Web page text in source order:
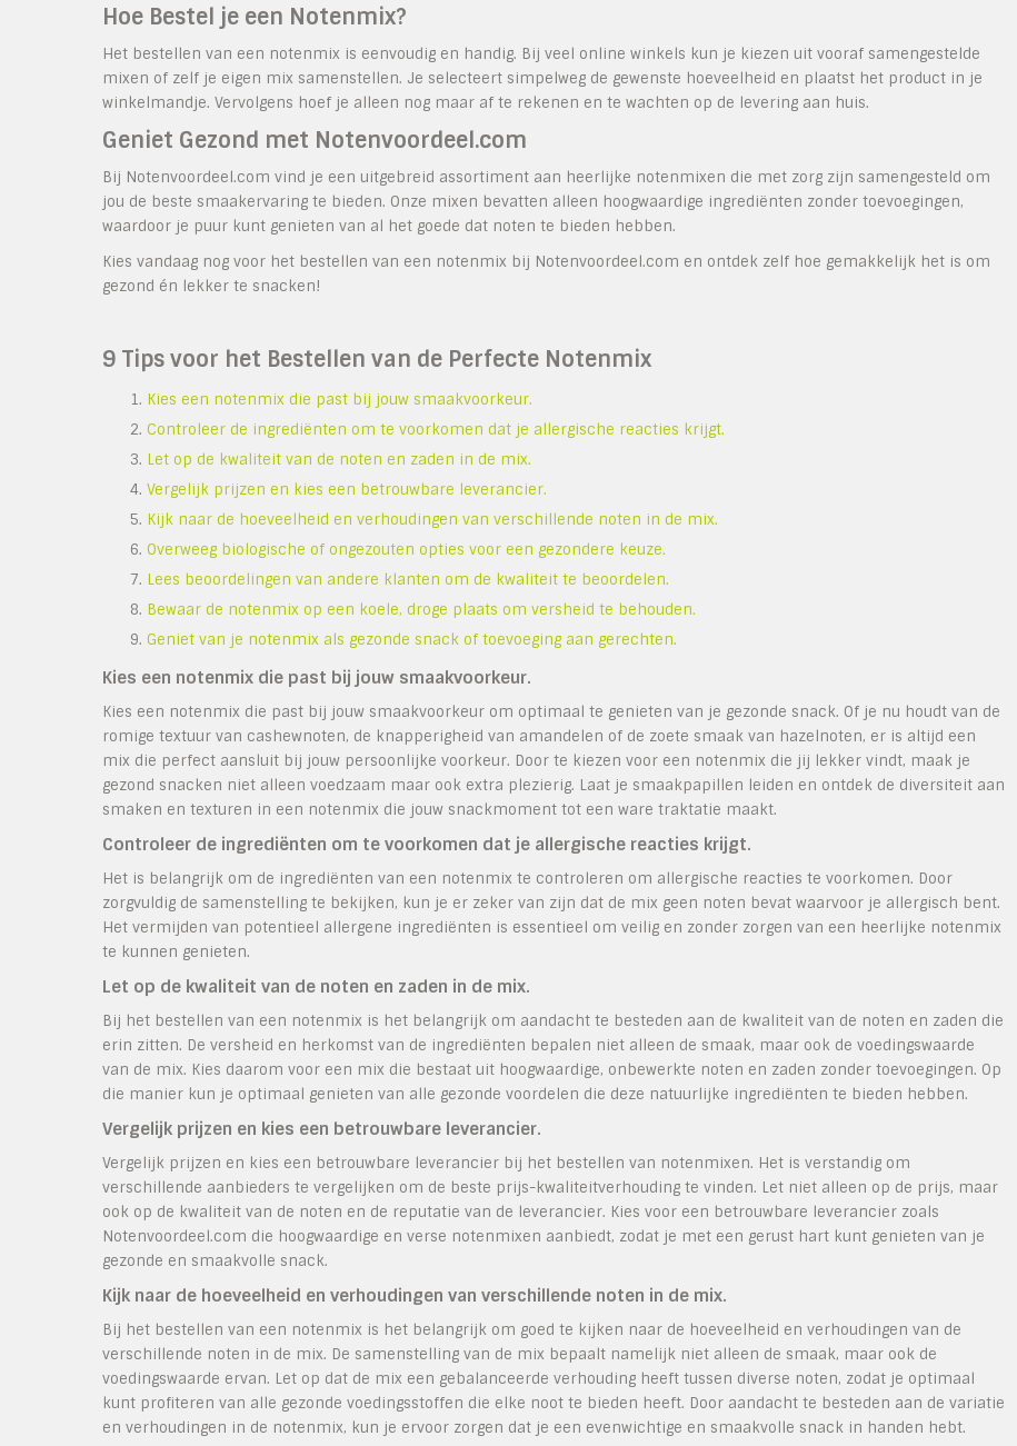
Hoe Bestel je een Notenmix?
Het bestellen van een notenmix is eenvoudig en handig. Bij veel online winkels kun je kiezen uit vooraf samengestelde
mixen of zelf je eigen mix samenstellen. Je selecteert simpelweg de gewenste hoeveelheid en plaatst het product in je
winkelmandje. Vervolgens hoef je alleen nog maar af te rekenen en te wachten op de levering aan huis.
Geniet Gezond met Notenvoordeel.com
Bij Notenvoordeel.com vind je een uitgebreid assortiment aan heerlijke notenmixen die met zorg zijn samengesteld om
jou de beste smaakervaring te bieden. Onze mixen bevatten alleen hoogwaardige ingrediënten zonder toevoegingen,
waardoor je puur kunt genieten van al het goede dat noten te bieden hebben.
Kies vandaag nog voor het bestellen van een notenmix bij Notenvoordeel.com en ontdek zelf hoe gemakkelijk het is om
gezond én lekker te snacken!
9 Tips voor het Bestellen van de Perfecte Notenmix
Kies een notenmix die past bij jouw smaakvoorkeur.
Controleer de ingrediënten om te voorkomen dat je allergische reacties krijgt.
Let op de kwaliteit van de noten en zaden in de mix.
Vergelijk prijzen en kies een betrouwbare leverancier.
Kijk naar de hoeveelheid en verhoudingen van verschillende noten in de mix.
Overweeg biologische of ongezouten opties voor een gezondere keuze.
Lees beoordelingen van andere klanten om de kwaliteit te beoordelen.
Bewaar de notenmix op een koele, droge plaats om versheid te behouden.
Geniet van je notenmix als gezonde snack of toevoeging aan gerechten.
Kies een notenmix die past bij jouw smaakvoorkeur.
Kies een notenmix die past bij jouw smaakvoorkeur om optimaal te genieten van je gezonde snack. Of je nu houdt van de
romige textuur van cashewnoten, de knapperigheid van amandelen of de zoete smaak van hazelnoten, er is altijd een
mix die perfect aansluit bij jouw persoonlijke voorkeur. Door te kiezen voor een notenmix die jij lekker vindt, maak je
gezond snacken niet alleen voedzaam maar ook extra plezierig. Laat je smaakpapillen leiden en ontdek de diversiteit aan
smaken en texturen in een notenmix die jouw snackmoment tot een ware traktatie maakt.
Controleer de ingrediënten om te voorkomen dat je allergische reacties krijgt.
Het is belangrijk om de ingrediënten van een notenmix te controleren om allergische reacties te voorkomen. Door
zorgvuldig de samenstelling te bekijken, kun je er zeker van zijn dat de mix geen noten bevat waarvoor je allergisch bent.
Het vermijden van potentieel allergene ingrediënten is essentieel om veilig en zonder zorgen van een heerlijke notenmix
te kunnen genieten.
Let op de kwaliteit van de noten en zaden in de mix.
Bij het bestellen van een notenmix is het belangrijk om aandacht te besteden aan de kwaliteit van de noten en zaden die
erin zitten. De versheid en herkomst van de ingrediënten bepalen niet alleen de smaak, maar ook de voedingswaarde
van de mix. Kies daarom voor een mix die bestaat uit hoogwaardige, onbewerkte noten en zaden zonder toevoegingen. Op
die manier kun je optimaal genieten van alle gezonde voordelen die deze natuurlijke ingrediënten te bieden hebben.
Vergelijk prijzen en kies een betrouwbare leverancier.
Vergelijk prijzen en kies een betrouwbare leverancier bij het bestellen van notenmixen. Het is verstandig om
verschillende aanbieders te vergelijken om de beste prijs-kwaliteitverhouding te vinden. Let niet alleen op de prijs, maar
ook op de kwaliteit van de noten en de reputatie van de leverancier. Kies voor een betrouwbare leverancier zoals
Notenvoordeel.com die hoogwaardige en verse notenmixen aanbiedt, zodat je met een gerust hart kunt genieten van je
gezonde en smaakvolle snack.
Kijk naar de hoeveelheid en verhoudingen van verschillende noten in de mix.
Bij het bestellen van een notenmix is het belangrijk om goed te kijken naar de hoeveelheid en verhoudingen van de
verschillende noten in de mix. De samenstelling van de mix bepaalt namelijk niet alleen de smaak, maar ook de
voedingswaarde ervan. Let op dat de mix een gebalanceerde verhouding heeft tussen diverse noten, zodat je optimaal
kunt profiteren van alle gezonde voedingsstoffen die elke noot te bieden heeft. Door aandacht te besteden aan de variatie
en verhoudingen in de notenmix, kun je ervoor zorgen dat je een evenwichtige en smaakvolle snack in handen hebt.